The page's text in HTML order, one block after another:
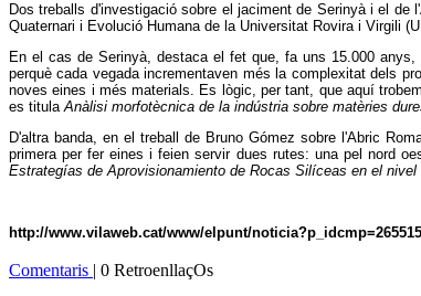
Dos treballs d'investigació sobre el jaciment de Serinyà i el de
Quaternari i Evolució Humana de la Universitat Rovira i Virgili
En el cas de Serinyà, destaca el fet que, fa uns 15.000
perquè cada vegada incrementaven més la complexitat dels
noves eines i més materials. Es lògic, per tant, que aquí
es titulaAnàlisi morfotècnica de la indústria sobre matèries
D'altra banda, en el treball de Bruno Gómez sobre l'Abric
primera per fer eines i feien servir dues rutes: una pel nord
Estrategías de Aprovisionamiento de Rocas Silíceas en el
http://www.vilaweb.cat/www/elpunt/
Comentaris | 0 RetroenllaçOs